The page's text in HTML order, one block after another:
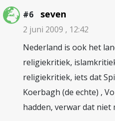
#6 seven
2 juni 2009 , 12:42
Nederland is ook het
religiekritiek,
religiekritiek, iets dat
Koerbagh (de echte) ,
hadden, verwar dat niet